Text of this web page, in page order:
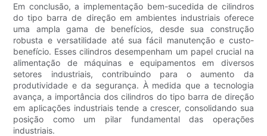
Em conclusão, a implementação bem-sucedida de cilindros
do tipo barra de direção em ambientes industriais oferece
uma ampla gama de benefícios, desde sua construção
robusta e versatilidade até sua fácil manutenção e custo-
benefício. Esses cilindros desempenham um papel crucial na
alimentação de máquinas e equipamentos em diversos
setores industriais, contribuindo para o aumento da
produtividade e da segurança. À medida que a tecnologia
avança, a importância dos cilindros do tipo barra de direção
em aplicações industriais tende a crescer, consolidando sua
posição como um pilar fundamental das operações
industriais.